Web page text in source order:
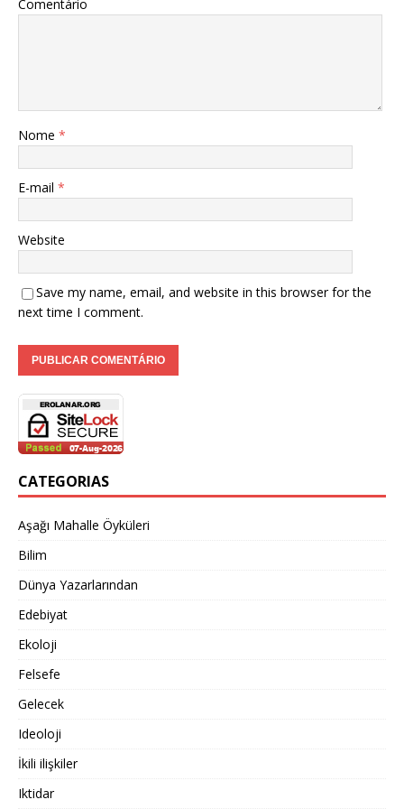
Comentário
Nome *
E-mail *
Website
Save my name, email, and website in this browser for the
next time I comment.
CATEGORIAS
Aşağı Mahalle Öyküleri
Bilim
Dünya Yazarlarından
Edebiyat
Ekoloji
Felsefe
Gelecek
Ideoloji
İkili ilişkiler
Iktidar